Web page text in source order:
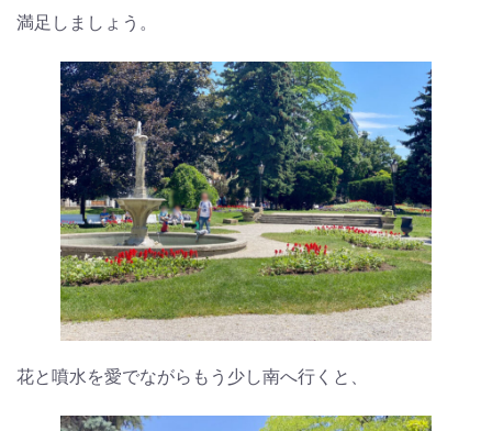
満足しましょう。
花と噴水を愛でながらもう少し南へ行くと、